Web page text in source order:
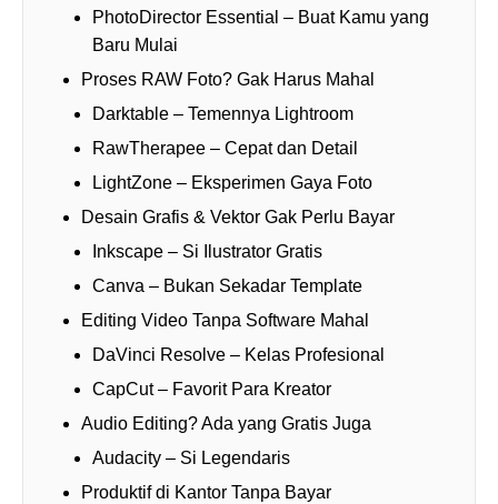
PhotoDirector Essential – Buat Kamu yang
Baru Mulai
Proses RAW Foto? Gak Harus Mahal
Darktable – Temennya Lightroom
RawTherapee – Cepat dan Detail
LightZone – Eksperimen Gaya Foto
Desain Grafis & Vektor Gak Perlu Bayar
Inkscape – Si Ilustrator Gratis
Canva – Bukan Sekadar Template
Editing Video Tanpa Software Mahal
DaVinci Resolve – Kelas Profesional
CapCut – Favorit Para Kreator
Audio Editing? Ada yang Gratis Juga
Audacity – Si Legendaris
Produktif di Kantor Tanpa Bayar